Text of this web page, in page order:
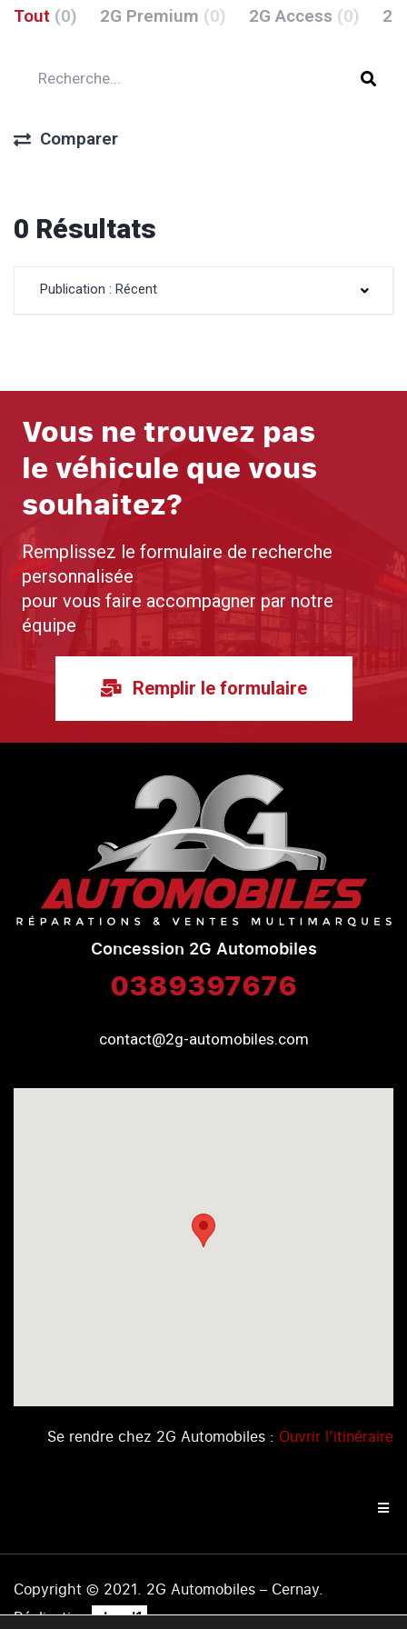
Tout (0) 2G Premium (0) 2G Access (0)
Comparer
0 Résultats
Publication : Récent
Vous ne trouvez pas
le véhicule que vous
souhaitez?
Remplissez le formulaire de recherche
personnalisée
pour vous faire accompagner par notre
équipe
Remplir le formulaire
Concession 2G Automobiles
0389397676
contact@2g-automobiles.com
Se rendre chez 2G Automobiles : Ouvrir l’itinéraire
Copyright © 2021. 2G Automobiles – Cernay.
Réalisation .level1